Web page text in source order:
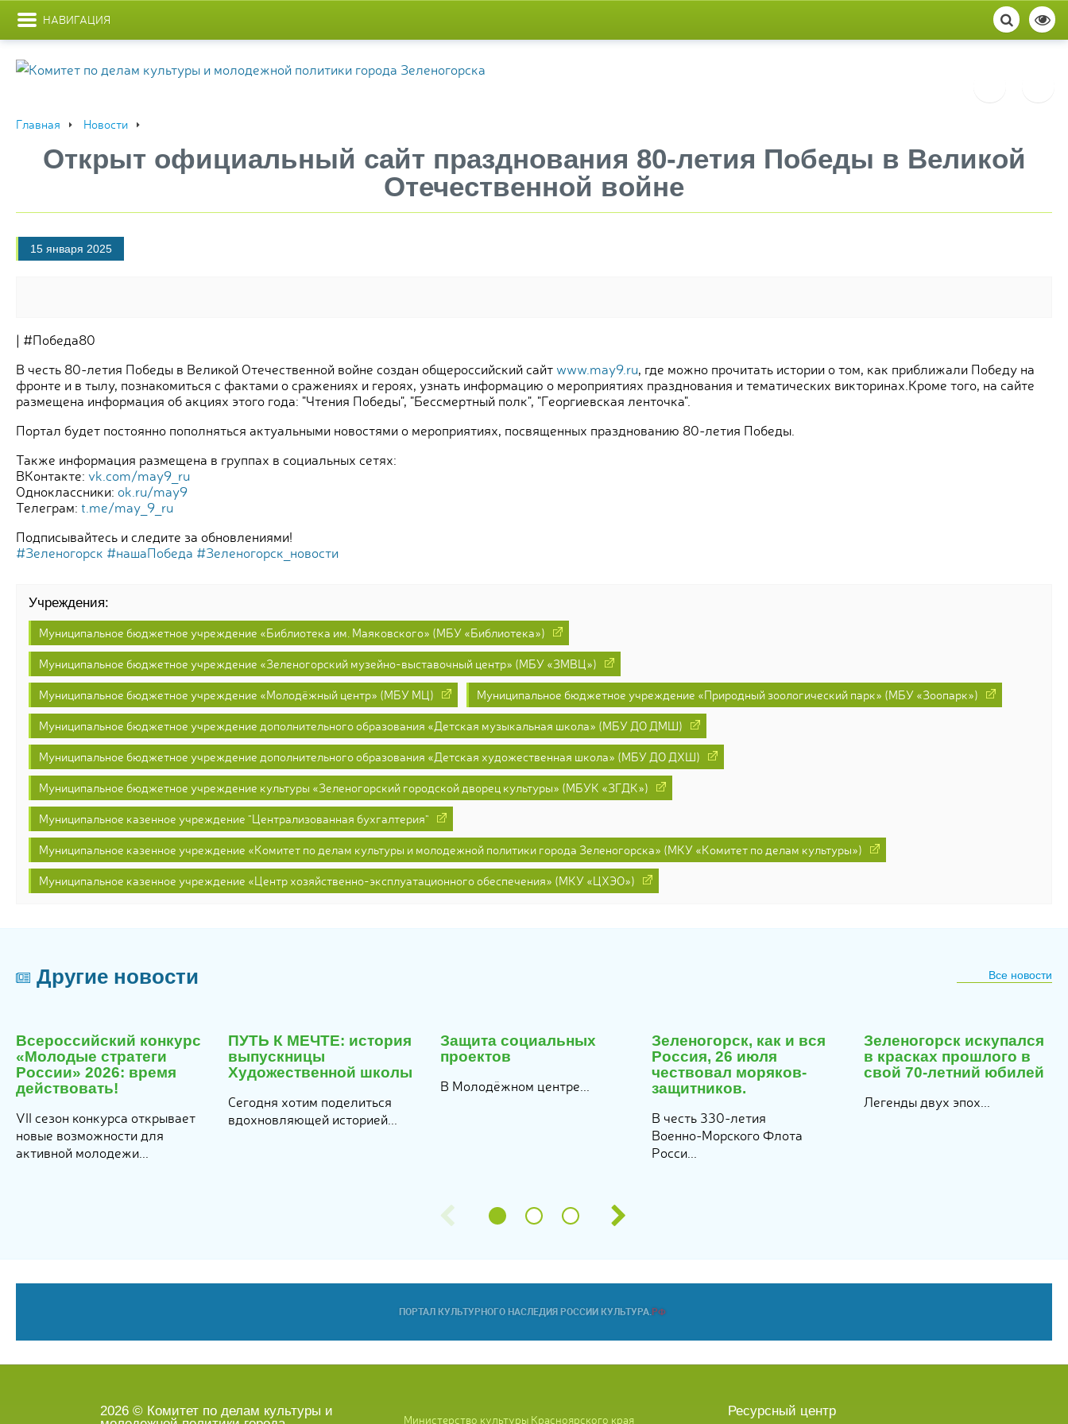
НАВИГАЦИЯ
Главная Новости
Открыт официальный сайт празднования 80-летия Победы в Великой
Отечественной войне
15 января 2025
| #Победа80
В честь 80-летия Победы в Великой Отечественной войне создан общероссийский сайт www.may9.ru, где можно прочитать истории о том, как приближали Победу на
фронте и в тылу, познакомиться с фактами о сражениях и героях, узнать информацию о мероприятиях празднования и тематических викторинах.Кроме того, на сайте
размещена информация об акциях этого года: "Чтения Победы", "Бессмертный полк", "Георгиевская ленточка".
Портал будет постоянно пополняться актуальными новостями о мероприятиях, посвященных празднованию 80-летия Победы.
Также информация размещена в группах в социальных сетях:
ВКонтакте: vk.com/may9_ru
Одноклассники: ok.ru/may9
Телеграм: t.me/may_9_ru
Подписывайтесь и следите за обновлениями!
#Зеленогорск #нашаПобеда #Зеленогорск_новости
Учреждения:
Муниципальное бюджетное учреждение «Библиотека им. Маяковского» (МБУ «Библиотека»)
Муниципальное бюджетное учреждение «Зеленогорский музейно-выставочный центр» (МБУ «ЗМВЦ»)
Муниципальное бюджетное учреждение «Молодёжный центр» (МБУ МЦ)
Муниципальное бюджетное учреждение «Природный зоологический парк» (МБУ «Зоопарк»)
Муниципальное бюджетное учреждение дополнительного образования «Детская музыкальная школа» (МБУ ДО ДМШ)
Муниципальное бюджетное учреждение дополнительного образования «Детская художественная школа» (МБУ ДО ДХШ)
Муниципальное бюджетное учреждение культуры «Зеленогорский городской дворец культуры» (МБУК «ЗГДК»)
Муниципальное казенное учреждение "Централизованная бухгалтерия"
Муниципальное казенное учреждение «Комитет по делам культуры и молодежной политики города Зеленогорска» (МКУ «Комитет по делам культуры»)
Муниципальное казенное учреждение «Центр хозяйственно-эксплуатационного обеспечения» (МКУ «ЦХЭО»)
Другие новости Все новости
Всероссийский конкурс
«Молодые стратеги
России» 2026: время
действовать!
VII сезон конкурса открывает
новые возможности для
активной молодежи...
июля
2026
ПУТЬ К МЕЧТЕ: история
выпускницы
Художественной школы
Сегодня хотим поделиться
вдохновляющей историей...
июля
2026
Защита социальных
проектов
В Молодёжном центре...
Зеленогорск, как и вся
Россия, 26 июля
чествовал моряков-
защитников.
В честь 330‑летия
Военно‑Морского Флота
Росси...
июля
2026
Зеленогорск искупался
в красках прошлого в
свой 70-летний юбилей
Легенды двух эпох...
июля
2026
2026 © Комитет по делам культуры и
Министерство культуры Красноярского края
Ресурсный центр